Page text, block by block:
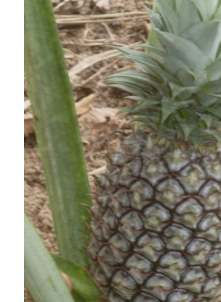
Les fruits exotiques de
Madagascar
VOIR LE DÉTAIL